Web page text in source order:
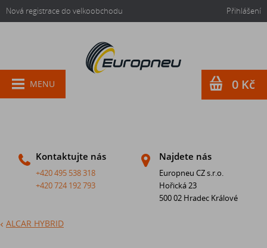
Nová registrace do velkoobchodu Přihlášení
Kontaktujte nás
+420 495 538 318
+420 724 192 793
Najdete nás
Europneu CZ s.r.o.
Hořická 23
500 02 Hradec Králové
MENU 0 Kč
ALCAR HYBRID